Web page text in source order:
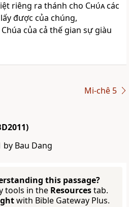
riêng ra thánh cho Chúacác
được của chúng,
của cả thế gian sự giàu
Mi-chê 5
Bau Dang
this passage?
tools in the Resourcestab.
with Bible Gateway Plus.